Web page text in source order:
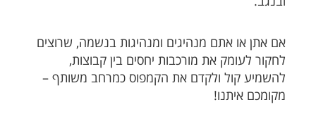
אם אתן או אתם מנהיגים ומנהיגות בנשמה, שרוצים
לחקור לעומק את מורכבות יחסים בין קבוצות,
להשמיע קול ולקדם את הקמפוס כמרחב משותף –
מקומכם איתנו!